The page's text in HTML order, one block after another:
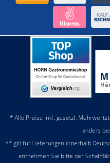
* Alle Preise inkl. gesetzl.
anders
** gilt für Lieferungen innerhalb
entnehmen Sie bitte der